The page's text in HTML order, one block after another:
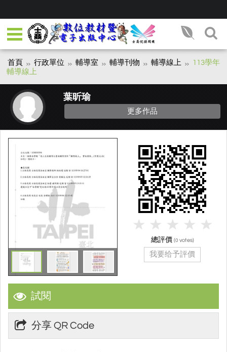
首頁 行政單位 輔導室 輔導刊物 輔導線上
113學年
輔導線上
葉昕瑜
更多作品
試閱
分享 QR Code
總評價 (0 votes)
我要给予評價